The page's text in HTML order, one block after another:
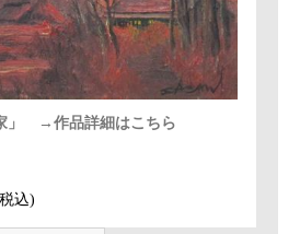
」 →作品詳細はこちら
込)